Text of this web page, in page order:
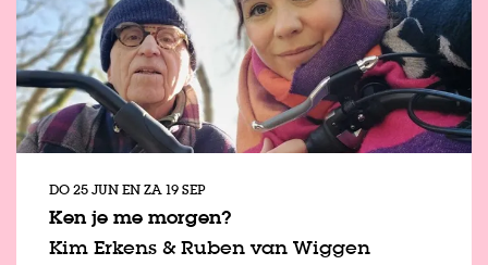
Ken je me morgen?
Kim Erkens & Ruben van Wiggen
DO 25 JUNENZA 19 SEP